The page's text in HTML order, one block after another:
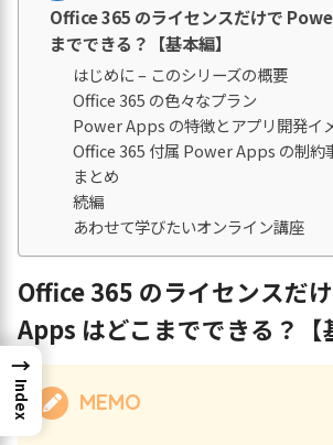
Office 365 のライセンスだけで
までできる？【基本編】
はじめに – このシリーズの概要
Office 365 の色々なプラン
Power Apps の特徴とアプリ開発イ
Office 365 付属 Power Apps の制約
まとめ
続編
あわせて学びたいオンライン講座
Office 365 のライセンスだ
Apps はどこまでできる？【
MEMO
→
Index